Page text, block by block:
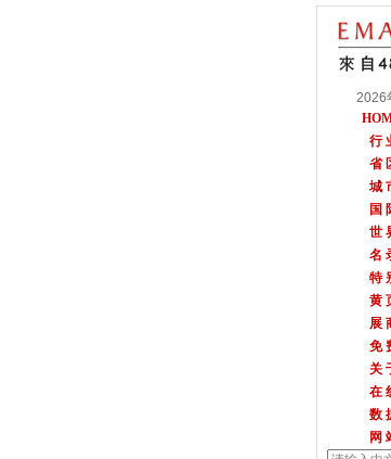
2026
行
省
城
国
世
名
特
黄
展
免
关
在
数
网